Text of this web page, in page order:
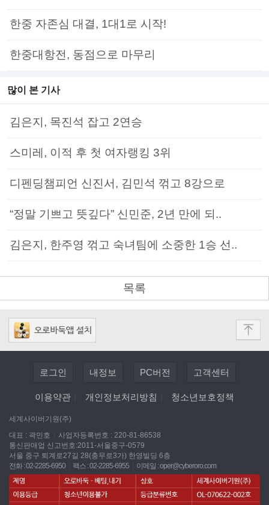
한중 자존심 대결, 1대1로 시작!
한중대항전, 동점으로 마무리
많이 본 기사
김은지, 목진석 잡고 2연승
스미레, 이적 후 첫 여자랭킹 3위
디펜딩챔피언 신진서, 김민석 꺾고 8강으로
“정말 기쁘고 뜻깊다” 신민준, 2년 만에 되..
김은지, 한주영 꺾고 숙녀팀에 소중한 1승 선..
목록
로그인 내정보 PC버전 고객센터
이용약관 개인정보처리방침 청소년보호정책
세계사이버기원(주)
대표 : 곽민호
사업자등록번호 : 220-81-86538
통신판매업 신고번호:2011-서울중구-0579
서울 중구 퇴계로27길 28(충무로3가) 한영빌딩 6층
전화 : 02-2285-6950
팩스 : 02-2285-6955 이메일 :oper@cyberoro.com